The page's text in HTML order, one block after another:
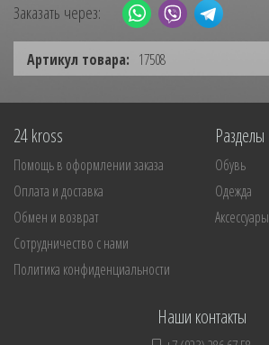
Заказать через:
Артикул товара: 17508
24 kross
Помощь в оформлении заказа
Оплата и доставка
Обмен и возврат
Сотрудничество с нами
Политика конфиденциальности
Разделы
Обувь
Одежда
Аксессуары
Наши контакты